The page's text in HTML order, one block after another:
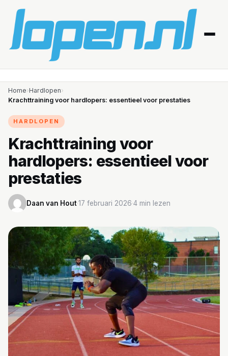
Home
Gezondheid
Producten
Routes
Schema’s
Trainingen
Voeding
Home›Hardlopen›
Krachttraining voor hardlopers: essentieel voor prestaties
HARDLOPEN
Krachttraining voor
hardlopers: essentieel voor
prestaties
Daan van Hout·17 februari 2026·4 min lezen